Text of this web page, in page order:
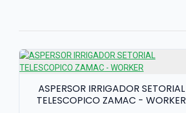
ASPERSOR IRRIGADOR SETORIAL
TELESCOPICO ZAMAC - WORKER